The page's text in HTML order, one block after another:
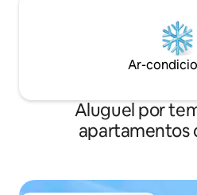
Ar-
Aluguel por
apartamentos